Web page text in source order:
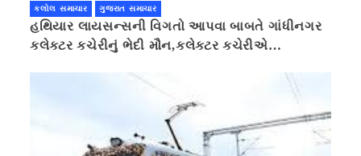
કલોલ સમાચાર ગુજરાત સમાચાર
હથિયાર લાયસન્સની વિગતો આપવા બાબતે ગાંધીનગર
કલેક્ટર કચેરીનું ભેદી મૌન,કલેક્ટર કચેરીએ